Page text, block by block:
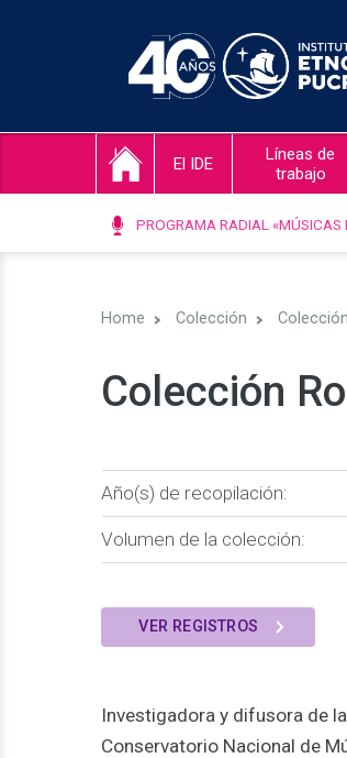
El IDE
Líneas de
trabajo
PROGRAMA RADIAL «MÚSICAS
Home Colección
Colección
Año(s) de recopilación:
Volumen de la colección:
VER REGISTROS
Investigadora y difusora de
Conservatorio Nacional de